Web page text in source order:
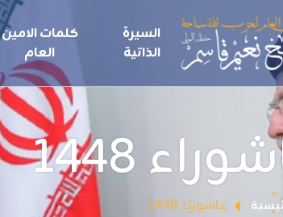
السيرة
الذاتية
كلمات الامين
العام
1448
عاشوراء 1448